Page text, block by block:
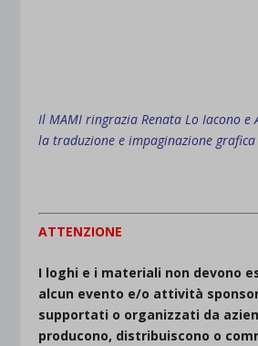
Il MAMI ringrazia Renata Lo Iacono e
la traduzione e impaginazione
ATTENZIONE
I loghi e i materiali non devono
alcun evento e/o attività
supportati o organizzati da
producono, distribuiscono o